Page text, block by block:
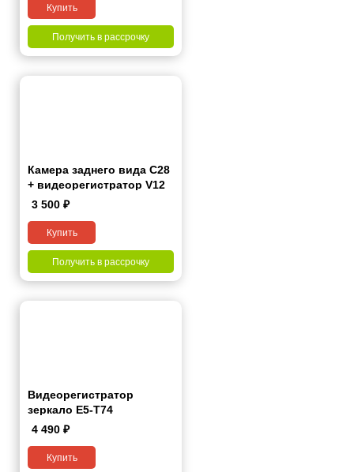
Купить
Получить в рассрочку
Камера заднего вида C28
+ видеорегистратор V12
(акция от 26 990 ₽)
3 500 ₽
Купить
Получить в рассрочку
Видеорегистратор
зеркало E5-T74
4 490 ₽
Купить